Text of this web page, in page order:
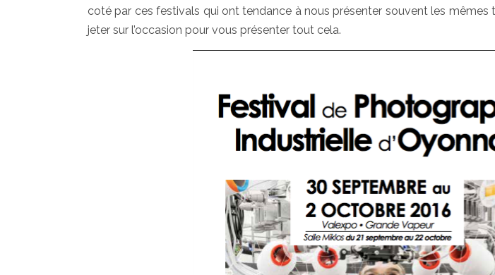
coté par ces festivals qui ont tendance à nous présenter souvent les mêmes
jeter sur l’occasion pour vous présenter tout cela.